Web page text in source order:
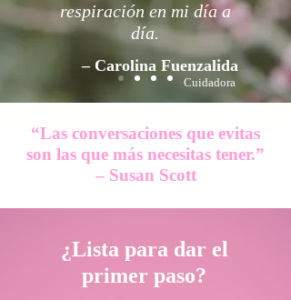
respiración en mi día a
día.
– Carolina Fuenzalida
Cuidadora
“Las conversaciones que evitas
son las que más necesitas tener.”
– Susan Scott
¿Lista para dar el
primer paso?